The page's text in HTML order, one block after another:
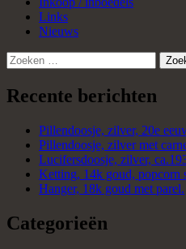
Links
Nieuws
Zoeken
naar:
Recente berichten
Pillendoosje, zilver, 20e
Pillendoosje, zilver met
Lucifersdoosje, zilver,
Ketting, 14k goud, popcorn
Hanger, 18k goud met parel.
Categorieën